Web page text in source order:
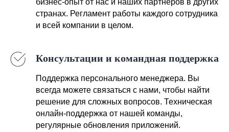
бизнес-опыт от нас и наших партнеров в других
странах. Регламент работы каждого сотрудника
и всей компании в целом.
Консультации и командная поддержка
Поддержка персонального менеджера. Вы
всегда можете связаться с нами, чтобы найти
решение для сложных вопросов. Техническая
онлайн-поддержка от нашей команды,
регулярные обновления приложений.